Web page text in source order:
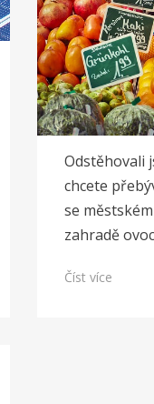
Odstěhovali
chcete
se
zahradě
Číst více